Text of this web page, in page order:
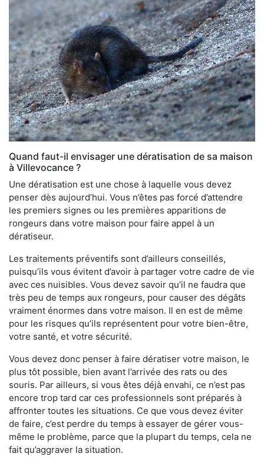
Quand faut-il envisager une dératisation de sa maison
à Villevocance ?
Une dératisation est une chose à laquelle vous devez
penser dès aujourd’hui. Vous n’êtes pas forcé d’attendre
les premiers signes ou les premières apparitions de
rongeurs dans votre maison pour faire appel à un
dératiseur.
Les traitements préventifs sont d’ailleurs conseillés,
puisqu’ils vous évitent d’avoir à partager votre cadre de vie
avec ces nuisibles. Vous devez savoir qu’il ne faudra que
très peu de temps aux rongeurs, pour causer des dégâts
vraiment énormes dans votre maison. Il en est de même
pour les risques qu’ils représentent pour votre bien-être,
votre santé, et votre sécurité.
Vous devez donc penser à faire dératiser votre maison, le
plus tôt possible, bien avant l’arrivée des rats ou des
souris. Par ailleurs, si vous êtes déjà envahi, ce n’est pas
encore trop tard car ces professionnels sont préparés à
affronter toutes les situations. Ce que vous devez éviter
de faire, c’est perdre du temps à essayer de gérer vous-
même le problème, parce que la plupart du temps, cela ne
fait qu’aggraver la situation.